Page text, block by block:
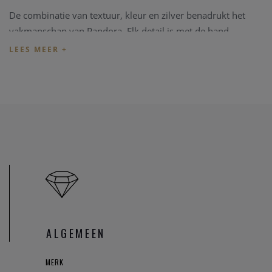
De combinatie van textuur, kleur en zilver benadrukt het
vakmanschap van Pandora. Elk detail is met de hand
afgewerkt om een verfijnde en duurzame afwerking te
Referentie: 794693C01
Materiaal: Sterlingzilver
Afwerking: Touwdetails
breed
ALGEMEEN
MERK